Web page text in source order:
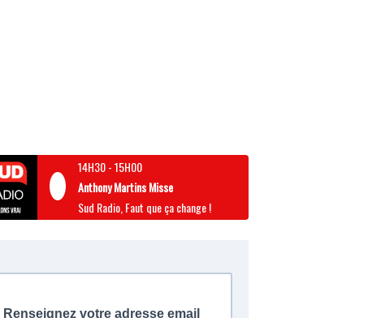
14H30-15H00
Anthony Martins Misse
Sud Radio, Faut que ça change !